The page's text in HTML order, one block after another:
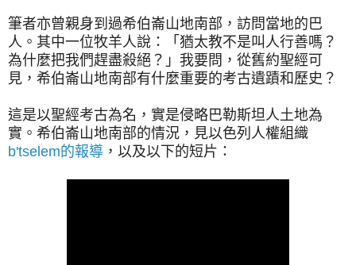
筆者亦曾親身到過希伯崙山地南部，訪問當地的巴
人。其中一位牧羊人說：「猶太教不是叫人行善嗎？
為什麼把我們趕盡殺絕？」我要問，從舊約聖經可
見， 希伯崙山地南部有什麼重要的考古遺蹟和歷史？
這是以聖經考古為名，實是侵略巴勒斯坦人土地為
實。 希伯崙山地南部的情況， 見以色列人權組織
b'tselem的報導 ，以及以下的短片：